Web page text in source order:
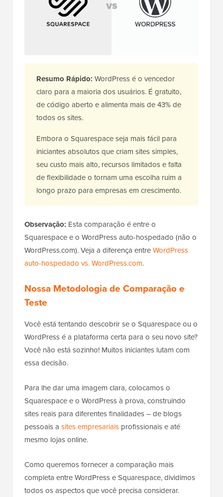
Resumo Rápido: WordPress é o vencedor
claro para a maioria dos usuários. É gratuito,
de código aberto e alimenta mais de 43% de
todos os sites.
Embora o Squarespace seja mais fácil para
iniciantes absolutos que criam sites simples,
seu custo mais alto, recursos limitados e falta
de flexibilidade o tornam uma escolha ruim a
longo prazo para empresas em crescimento.
Observação: Esta comparação é entre o
Squarespace e o WordPress auto-hospedado (não o
WordPress.com). Veja a diferença entreWordPress
auto-hospedado vs. WordPress.com.
Nossa Metodologia de Comparação e
Teste
Você está tentando descobrir se o Squarespace ou o
WordPress é a plataforma certa para o seu novo site?
Você não está sozinho! Muitos iniciantes lutam com
essa decisão.
Para lhe dar uma imagem clara, colocamos o
Squarespace e o WordPress à prova, construindo
sites reais para diferentes finalidades – de blogs
pessoais a sites empresariais profissionais e até
mesmo lojas online.
Como queremos fornecer a comparação mais
completa entre WordPress e Squarespace, dividimos
todos os aspectos que você precisa considerar.